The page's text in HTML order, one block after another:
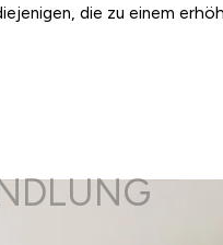
die zu einem